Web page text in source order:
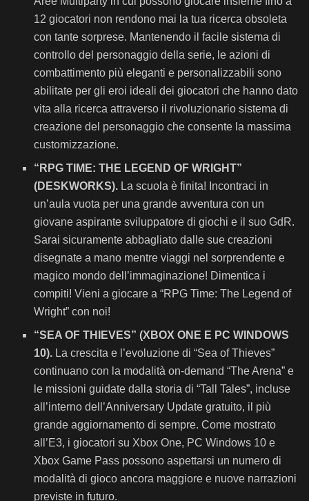
12 giocatori non rendono mai la tua ricerca obsoleta
con tante sorprese. Mantenendo il facile sistema di
controllo del personaggio della serie, le azioni di
combattimento più eleganti e personalizzabili sono
abilitate per gli eroi ideali dei giocatori che hanno dato
vita alla ricerca attraverso il rivoluzionario sistema di
creazione del personaggio che consente la massima
customizzazione.
“RPG TIME: THE LEGEND OF WRIGHT”
(DESKWORKS). La scuola è finita! Incontraci in
un’aula vuota per una grande avventura con un
giovane aspirante sviluppatore di giochi e il suo GdR.
Sarai sicuramente abbagliato dalle sue creazioni
disegnate a mano mentre viaggi nel sorprendente e
magico mondo dell’immaginazione! Dimentica i
compiti! Vieni a giocare a “RPG Time: The Legend of
Wright” con noi!
“SEA OF THIEVES”(XBOX ONE E PC WINDOWS
10). La crescita e l’evoluzione di “Sea of Thieves”
continuano con la modalità on-demand “The Arena” e
le missioni guidate dalla storia di “Tall Tales”, incluse
all’interno dell’Anniversary Update gratuito, il più
grande aggiornamento di sempre. Come mostrato
all’E3, i giocatori su Xbox One, PC Windows 10 e
Xbox Game Pass possono aspettarsi un numero di
modalità di gioco ancora maggiore e nuove narrazioni
previste in futuro.